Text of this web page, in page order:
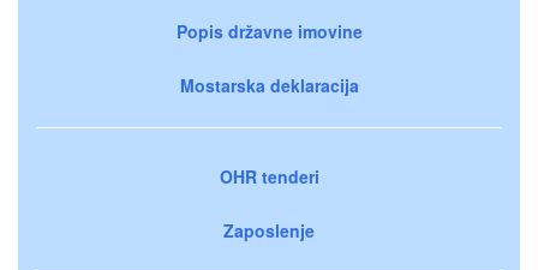
Popis državne imovine
Mostarska deklaracija
OHR tenderi
Zaposlenje